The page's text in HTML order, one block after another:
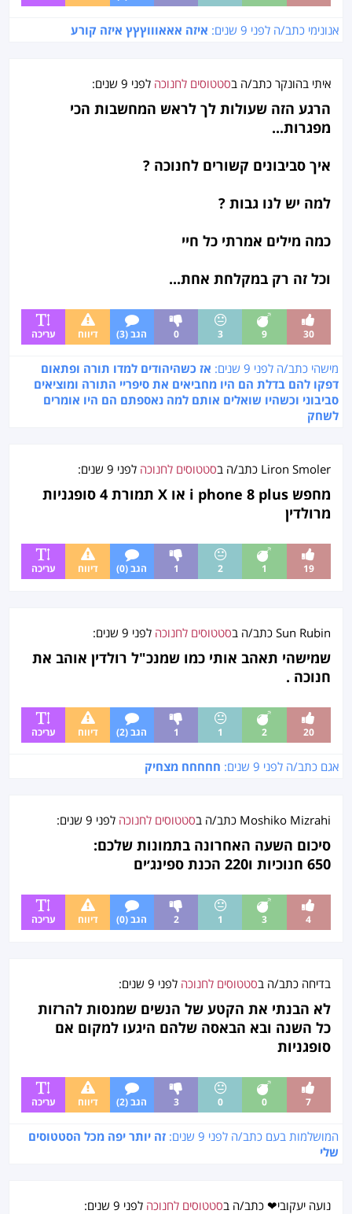
אנונימי כתב/ה לפני 9 שנים : איזה אאאוווץץץ איזה קורע
איתי בהונקרכתב/ה בסטטוסים לחנוכה לפני 9 שנים :
הרגע הזה שעולות לך לראש המחשבות הכי
מפגרות...
איך סביבונים קשורים לחנוכה ?
למה יש לנו גבות ?
כמה מילים אמרתי כל חיי
וכל זה רק במקלחת אחת...
30
9
3
0 הגב (3) דיווח עריכה
מישהי כתב/ה לפני 9 שנים : אז כשהיהודים למדו תורה ופתאום
דפקו להם בדלת הם היו מחביאים את סיפריי התורה ומוציאים
סביבוני וכשהיו שואלים אותם למה נאספתם הם היו אומרים
לשחק
Liron Smoler כתב/ה בסטטוסים לחנוכה לפני 9 שנים :
מחפש i phone 8 plus או X תמורת 4 סופגניות
מרולדין
19
1
2
1 הגב (0) דיווח עריכה
Sun Rubin כתב/ה בסטטוסים לחנוכה לפני 9 שנים :
שמישהי תאהב אותי כמו שמנכ"ל רולדין אוהב את
חנוכה .
20
2
1
1 הגב (2) דיווח עריכה
אגם כתב/ה לפני 9 שנים : חחחחח מצחיק
Moshiko Mizrahi כתב/ה בסטטוסים לחנוכה לפני 9 שנים :
סיכום השעה האחרונה בתמונות שלכם:
650 חנוכיות ו220 הכנת ספינג׳ים
4
3
1
2 הגב (0) דיווח עריכה
בדיחה כתב/ה בסטטוסים לחנוכה לפני 9 שנים :
לא הבנתי את הקטע של הנשים שמנסות להרזות
כל השנה ובא הבאסה שלהם היגעו למקום אם
סופגניות
7
0
0
3 הגב (2) דיווח עריכה
המושלמות בעם כתב/ה לפני 9 שנים :זה יותר יפה מכל הסטטוסים
שלי
נועה יעקובי❤ כתב/ה בסטטוסים לחנוכה לפני 9 שנים :